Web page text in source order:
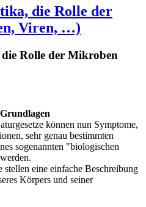
die Rolle der
Viren, …)
Rolle der Mikroben
können nun Symptome,
sehr genau bestimmten
sogenannten "biologischen
eine einfache Beschreibung
Körpers und seiner